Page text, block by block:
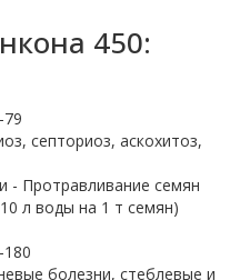
450:
септориоз, аскохитоз,
- Протравливание семян
л воды на 1 т семян)
болезни, стеблевые и